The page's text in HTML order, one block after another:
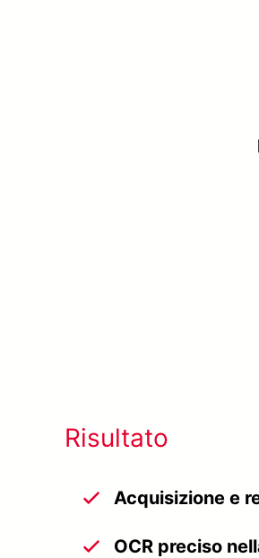
Risultato
Acquisizione e
OCR preciso